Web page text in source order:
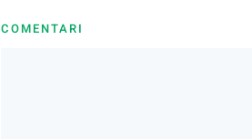
COMENTARI